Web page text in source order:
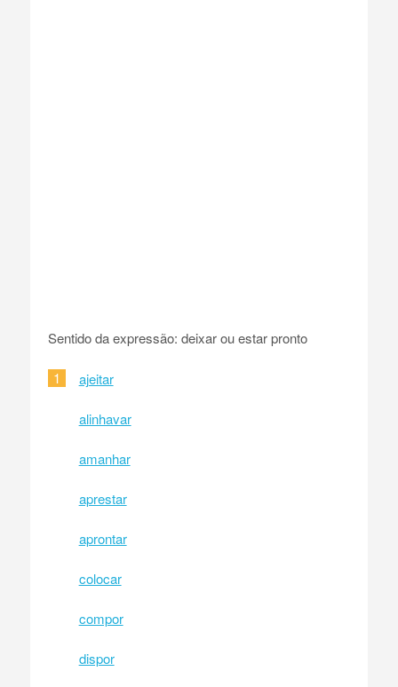
Sentido da expressão: deixar ou estar pronto
1 ajeitar
alinhavar
amanhar
aprestar
aprontar
colocar
compor
dispor